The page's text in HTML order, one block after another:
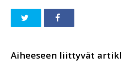
Aiheeseen liittyvät